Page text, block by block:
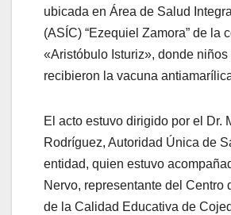
ubicada en Área de Salud
(ASÍC) “Ezequiel Zamora” de la
«Aristóbulo Isturiz», donde niños
recibieron la vacuna
El acto estuvo dirigido por el Dr.
Rodríguez, Autoridad Única de
entidad, quien estuvo
Nervo, representante del Centro
de la Calidad Educativa de